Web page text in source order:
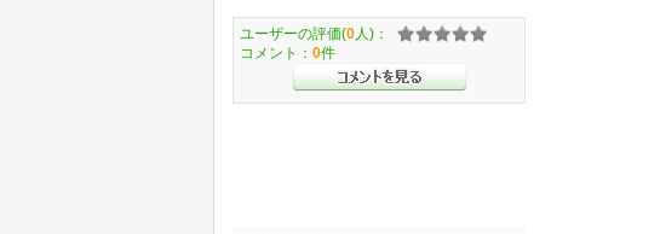
ユーザーの評価(0 人)：
コメント： 0件